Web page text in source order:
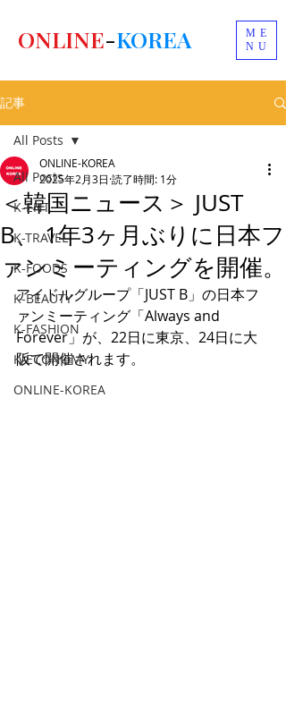
ME
NU
ONLINE-KOREA
記事
All Posts
K-ENT
K-TRAVEL
K-FOODS
K-BEAUTY
K-FASHION
K-ECONOMY
ONLINE-KOREA
All Posts
＜韓国ニュース＞ JUST
B、 1年3ヶ月ぶりに日本フ
ァンミーティングを開催。
ONLINE-KOREA
2025年2月3日 読了時間: 1分
アイドルグループ「JUST B」の日本フ
ァンミーティング「Always and
Forever」が、22日に東京、24日に大
阪で開催されます。